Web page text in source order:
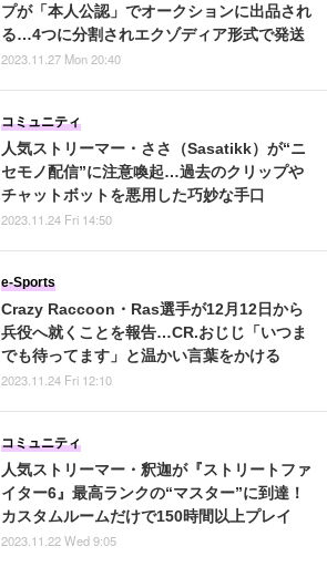
プが「本人公認」でオークションに出品され
る…4つに分割されエクゾディア形式で発送
2023.11.27 Mon 20:40
人気ストリーマー・ささ（Sasatikk）が“ニ
セモノ配信”に注意喚起…過去のクリップや
チャットボットを悪用した巧妙な手口
コミュニティ
2023.11.24 Fri 14:50
Crazy Raccoon・Ras選手が12月12日から
兵役へ就くことを報告…CR.おじじ「いつま
でも待ってます」と温かい言葉をかける
e-Sports
2023.11.24 Fri 12:10
人気ストリーマー・釈迦が『ストリートファ
イター6』最高ランクの“マスター”に到達！
カスタムルームだけで150時間以上プレイ
コミュニティ
2023.11.22 Wed 9:05